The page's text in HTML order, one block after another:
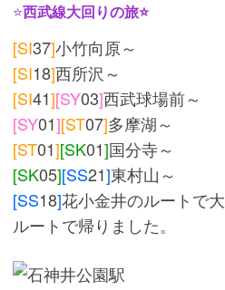
⭐西武線大回りの旅⭐
[SI37]小竹向原～
[SI18]西所沢～
[SI41][SY03]西武球場前～
[SY01][ST07]多摩湖～
[ST01][SK01]国分寺～
[SK05][SS21]東村山～
[SS18]花小金井のルートで
ルートで帰りました。